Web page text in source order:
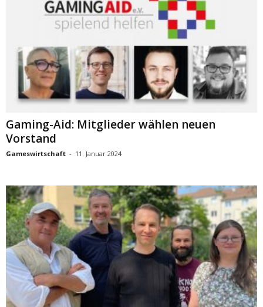
Gaming-Aid: Mitglieder wählen neuen
Vorstand
Gameswirtschaft - 11. Januar 2024